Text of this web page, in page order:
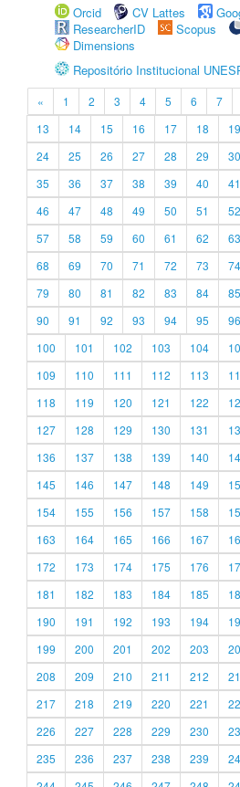
Orcid
CV Lattes
ResearcherID
Scopus
Dimensions
Repositório Institucional
« 1 2 3 4 5 6 7
13
14 15 16 17 18 19
24
25 26 27 28 29 30
35
36 37 38 39 40 41
46
47 48 49 50 51 52
57
58 59 60 61 62 63
68
69 70 71 72 73 74
79
80 81 82 83 84 85
90
91 92 93 94 95 96
100
101 102 103 104
109
110 111 112 113
118
119 120 121 122
127
128 129 130 131
136
137 138 139 140
145
146 147 148 149
154
155 156 157 158
163
164 165 166 167
172
173 174 175 176
181
182 183 184 185
190
191 192 193 194
199
200 201 202 203
208
209 210 211 212
217
218 219 220 221
226
227 228 229 230
235
236 237 238 239